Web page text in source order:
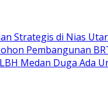
Strategis di Nias
Pembangunan
Medan Duga Ada